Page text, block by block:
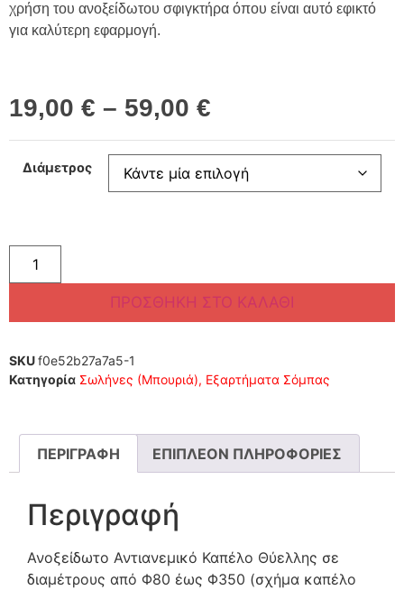
χρήση του ανοξείδωτου σφιγκτήρα όπου είναι αυτό εφικτό
για καλύτερη εφαρμογή.
19,00 € – 59,00 €
Διάμετρος
ΠΡΟΣΘΉΚΗ ΣΤΟ ΚΑΛΆΘΙ
SKUf0e52b27a7a5-1
Κατηγορία Σωλήνες (Μπουριά), Εξαρτήματα Σόμπας
ΠΕΡΙΓΡΑΦΉ ΕΠΙΠΛΈΟΝ ΠΛΗΡΟΦΟΡΊΕΣ
Περιγραφή
Ανοξείδωτο Αντιανεμικό Καπέλο Θύελλης σε
διαμέτρους από Φ80 έως Φ350 (σχήμα καπέλο